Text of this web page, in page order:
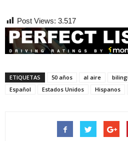
Post Views: 3.517
ETIQUETAS 50 años al aire
Español
Estados Unidos Hispanos